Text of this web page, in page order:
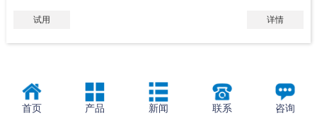
试用 详情
首页 产品 新闻 联系 咨询